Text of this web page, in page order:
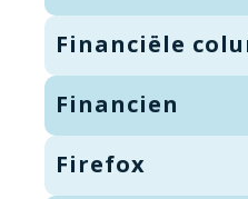
Financiële
Financien
Firefox